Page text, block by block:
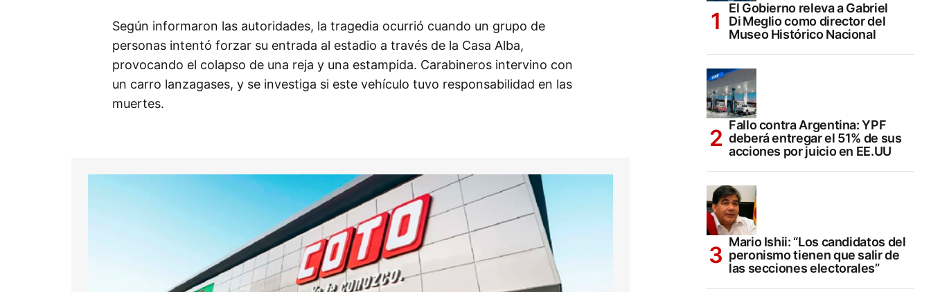
Según informaron las autoridades, la tragedia ocurrió cuando un grupo de
personas intentó forzar su entrada al estadio a través de la Casa Alba,
provocando el colapso de una reja y una estampida. Carabineros intervino con
un carro lanzagases, y se investiga si este vehículo tuvo responsabilidad en las
muertes.
El Gobierno releva a Gabriel
Di Meglio como director del
Museo Histórico Nacional
Fallo contra Argentina: YPF
deberá entregar el 51% de sus
acciones por juicio en EE.UU
Mario Ishii: “Los candidatos del
peronismo tienen que salir de
las secciones electorales”